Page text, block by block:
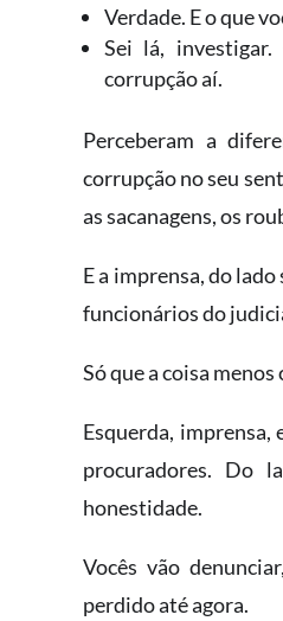
Verdade. E o que
Sei lá, investigar.
corrupção aí.
Perceberam a
corrupção no seu
as sacanagens, os
E a imprensa, do
funcionários do
Só que a coisa
Esquerda, imprensa,
procuradores. Do
honestidade.
Vocês vão
perdido até agora.